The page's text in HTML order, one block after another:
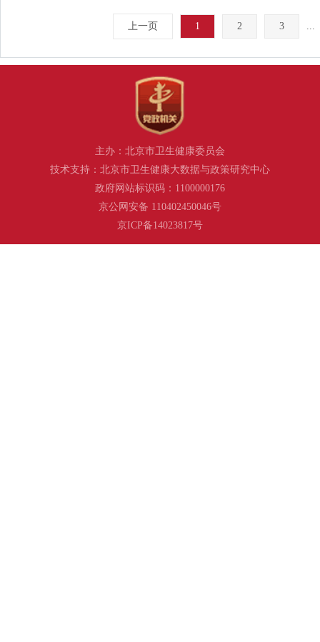
上一页 1 2 3
主办：北京市卫生健康委员会
技术支持：北京市卫生健康大数据与政策研究中心
政府网站标识码：1100000176
京公网安备 110402450046号
京ICP备14023817号